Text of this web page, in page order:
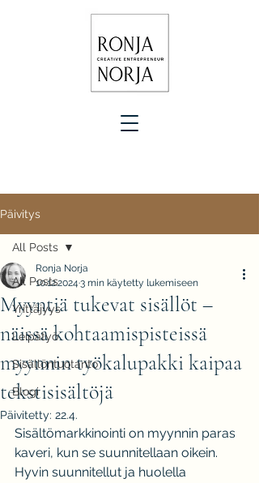
Päivitys
All Posts
Yrittäjyys
Leipätyö
Sisällöntuotanto
Blogi
All Posts
Myyntiä tukevat sisällöt –
näissä kohtaamispisteissä
myynnin työkalupakki kaipaa
tekstisisältöjä
Ronja Norja
10.12.2024 3 min käytetty lukemiseen
Päivitetty: 22.4.
Sisältömarkkinointi on myynnin paras
kaveri, kun se suunnitellaan oikein.
Hyvin suunnitellut ja huolella